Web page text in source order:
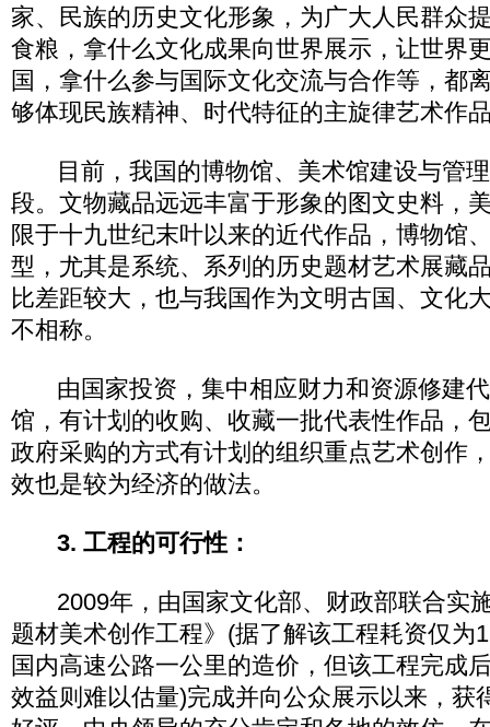
家、民族的历史文化形象，为广大人民群众
食粮，拿什么文化成果向世界展示，让世界
国，拿什么参与国际文化交流与合作等，都
够体现民族精神、时代特征的主旋律艺术作
目前，我国的博物馆、美术馆建设与管理
段。文物藏品远远丰富于形象的图文史料，
限于十九世纪末叶以来的近代作品，博物馆
型，尤其是系统、系列的历史题材艺术展藏
比差距较大，也与我国作为文明古国、文化
不相称。
由国家投资，集中相应财力和资源修建代
馆，有计划的收购、收藏一批代表性作品，
政府采购的方式有计划的组织重点艺术创作
效也是较为经济的做法。
3. 工程的可行性：
2009年，由国家文化部、财政部联合实
题材美术创作工程》(据了解该工程耗资仅为
国内高速公路一公里的造价，但该工程完成
效益则难以估量)完成并向公众展示以来，获